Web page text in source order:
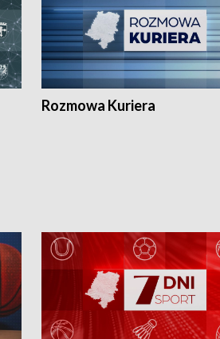
Rozmowa Kuriera